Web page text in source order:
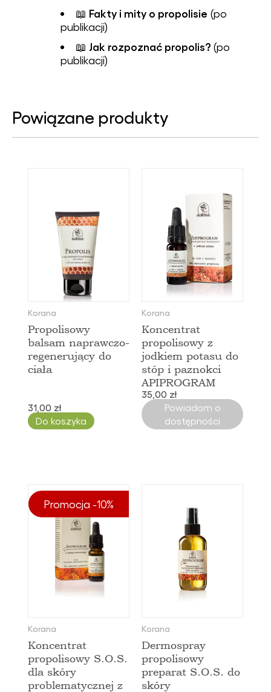
📖 Fakty i mity o propolisie (po
publikacji)
📖 Jak rozpoznać propolis? (po
publikacji)
Powiązane produkty
Korana
Propolisowy
balsam naprawczo-
regenerujący do
ciała
31,00 zł
Do koszyka
Korana
Koncentrat
propolisowy z
jodkiem potasu do
stóp i paznokci
APIPROGRAM
35,00 zł
Powiadom o
dostępności
Promocja -10%
Korana
Koncentrat
propolisowy S.O.S.
dla skóry
problematycznej z
Korana
Dermospray
propolisowy
preparat S.O.S. do
skóry